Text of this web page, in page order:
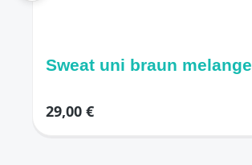
Sweat uni braun melange
29,00 €